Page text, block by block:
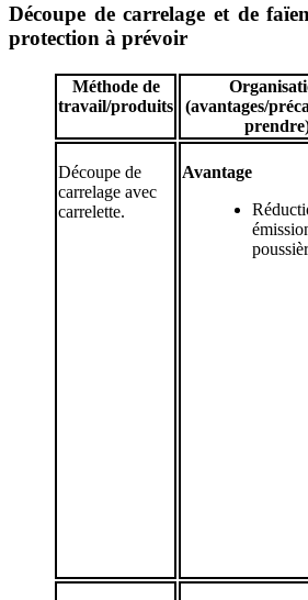
Découpe de carrelage et de
protection à prévoir
Méthode de
travail/produits
(avantages/
Découpe de
carrelage avec
carrelette.
Avantage